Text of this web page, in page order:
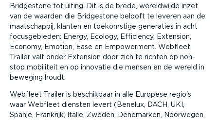
Bridgestone tot uiting. Dit is de brede, wereldwijde inzet
van de waarden die Bridgestone belooft te leveren aan de
maatschappij, klanten en toekomstige generaties in acht
focusgebieden: Energy, Ecology, Efficiency, Extension,
Economy, Emotion, Ease en Empowerment. Webfleet
Trailer valt onder Extension door zich te richten op non-
stop mobiliteit en op innovatie die mensen en de wereld in
beweging houdt.
Webfleet Trailer is beschikbaar in alle Europese regio's
waar Webfleet diensten levert (Benelux, DACH, UKI,
Spanje, Frankrijk, Italië, Zweden, Denemarken, Noorwegen,